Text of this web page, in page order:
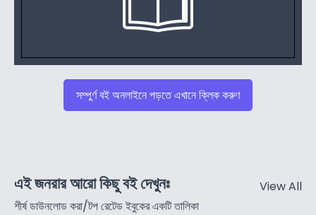
সম্পুর্ণ বই অনলাইনে পড়তে এখানে ক্লিক করুণ
এই জনরার আরো কিছু বই দেখুনঃ
শীর্ষ ডাউনলোড করা/টপ রেটেড ইবুকের একটি তালিকা
View All